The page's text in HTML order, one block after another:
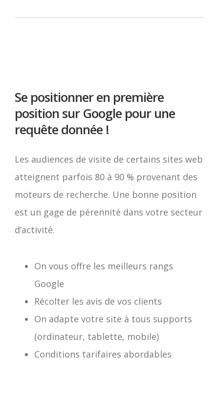
Se positionner en première
position sur Google pour une
requête donnée !
Les audiences de visite de certains sites web
atteignent parfois 80 à 90 % provenant des
moteurs de recherche. Une bonne position
est un gage de pérennité dans votre secteur
d’activité.
On vous offre les meilleurs rangs
Google
Récolter les avis de vos clients
On adapte votre site à tous supports
(ordinateur, tablette, mobile)
Conditions tarifaires abordables